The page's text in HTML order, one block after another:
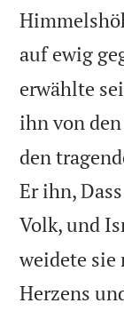
auf ewig
erwählte
ihn von
den
Er ihn,
Volk, und
weidete sie
Herzens